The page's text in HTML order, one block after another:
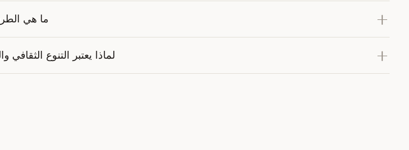
ما هي
لماذا يعتبر التنوع